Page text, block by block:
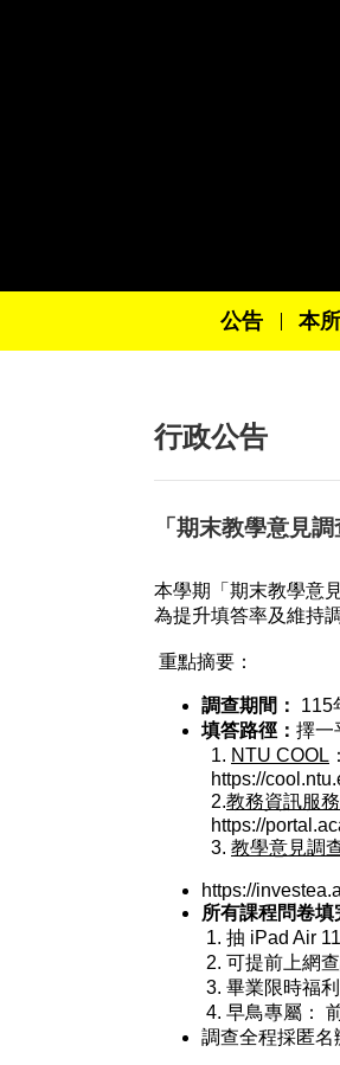
公告 本
行政公告
「期末教學意見調
本學期「期末教學意
為提升填答率及維持
重點摘要：
調查期間： 115
填答路徑： 擇一
1. NTU COOL
https://
2.教務資訊服
https://
3. 教學意見調
https://
所有課程問卷填
1. 抽 iPad Air
2. 可提前上網
3. 畢業限時福
4. 早鳥專屬：
調查全程採匿名